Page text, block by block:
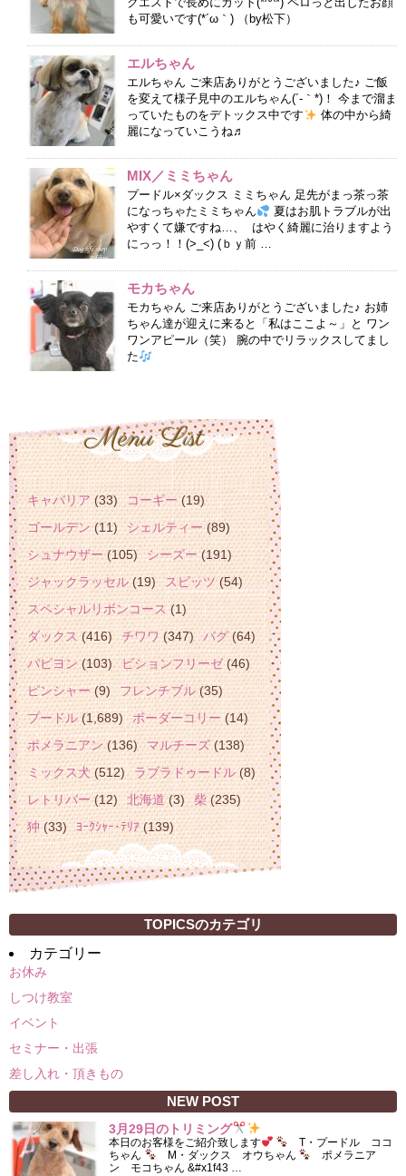
も可愛いです(*´ω｀) （by松下）
エルちゃん
エルちゃん ご来店ありがとうございました♪ ご飯
を変えて様子見中のエルちゃん(´-｀*)！ 今まで溜ま
っていたものをデトックス中です
体の中から綺
麗になっていこうね♬
MIX／ミミちゃん
プードル×ダックス ミミちゃん 足先がまっ茶っ茶
になっちゃたミミちゃん
夏はお肌トラブルが出
やすくて嫌ですね…、 はやく綺麗に治りますよう
にっっ！！(>_<) (ｂｙ前 …
モカちゃん
モカちゃん ご来店ありがとうございました♪ お姉
ちゃん達が迎えに来ると「私はここよ～」と ワン
ワンアピール（笑） 腕の中でリラックスしてまし
た
キャバリア(33) コーギー(19)
ゴールデン(11) シェルティー(89)
シュナウザー(105) シーズー(191)
ジャックラッセル(19) スピッツ(54)
スペシャルリボンコース(1)
ダックス(416) チワワ(347) パグ(64)
パピヨン(103) ビションフリーゼ(46)
ピンシャー(9) フレンチブル(35)
プードル(1,689) ボーダーコリー(14)
ポメラニアン(136) マルチーズ(138)
ミックス犬(512) ラブラドゥードル(8)
レトリバー(12) 北海道(3) 柴(235)
狆(33) ﾖｰｸｼｬｰ･ﾃﾘｱ(139)
TOPICSのカテゴリ
カテゴリー
お休み
しつけ教室
イベント
セミナー・出張
差し入れ・頂きもの
NEW POST
3月29日のトリミング
本日のお客様をご紹介致します
T・プードル ココ
ちゃん
M・ダックス オウちゃん
ポメラニア
ン モコちゃん &#x1f43 …